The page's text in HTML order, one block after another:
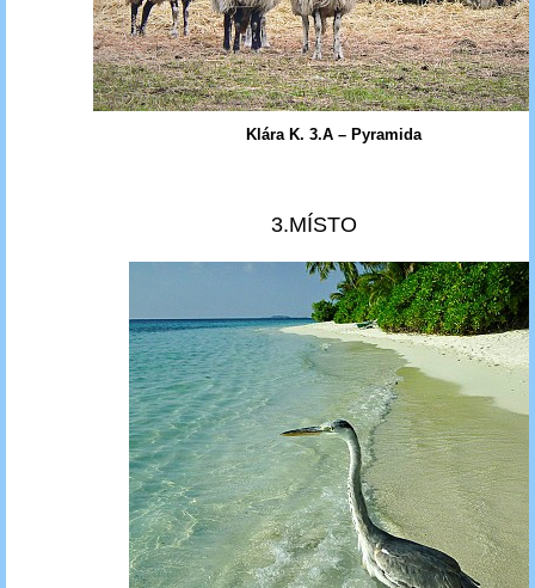
Klára K. 3.A – Pyramida
3.MÍSTO